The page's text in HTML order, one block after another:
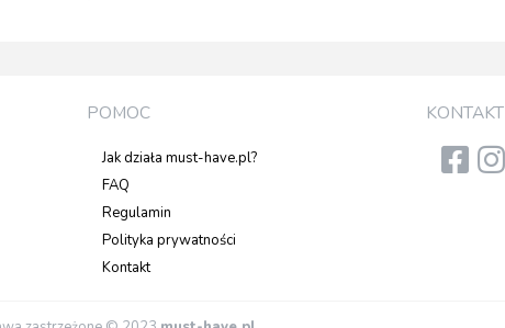
POMOC
Jak działa must-have.pl?
FAQ
Regulamin
Polityka prywatności
Kontakt
KONTAKT